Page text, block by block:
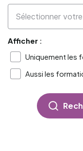
Afficher :
Uniquement les
Aussi les